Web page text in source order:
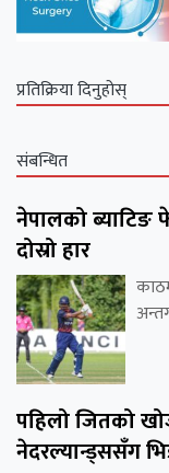
प्रतिक्रिया दिनुहोस्
संबन्धित
नेपालको ब्याटिङ
दोस्रो हार
पहिलो जितको
नेदरल्यान्ड्ससँग